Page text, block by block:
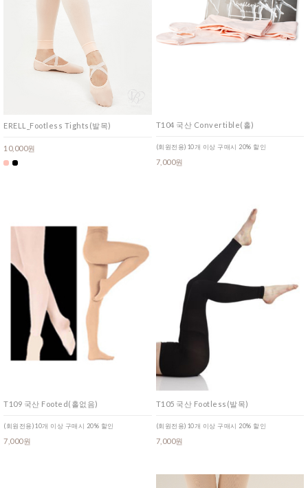
ERELL_Footless Tights(발목)
10,000원
T104 국산 Convertible(홀)
(회원전용)10개 이상 구매시 20% 할인
7,000원
T109 국산 Footed(홀없음)
(회원전용)10개 이상 구매시 20% 할인
7,000원
T105 국산 Footless(발목)
(회원전용)10개 이상 구매시 20% 할인
7,000원